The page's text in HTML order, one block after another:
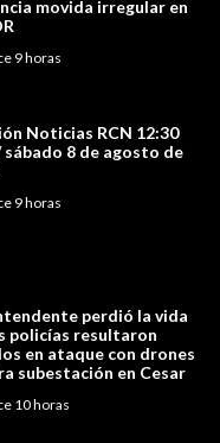
movida irregular en
9 horas
Noticias RCN 12:30
sábado 8 de agosto de
9 horas
perdió la vida
policías resultaron
en ataque con drones
subestación en Cesar
10 horas